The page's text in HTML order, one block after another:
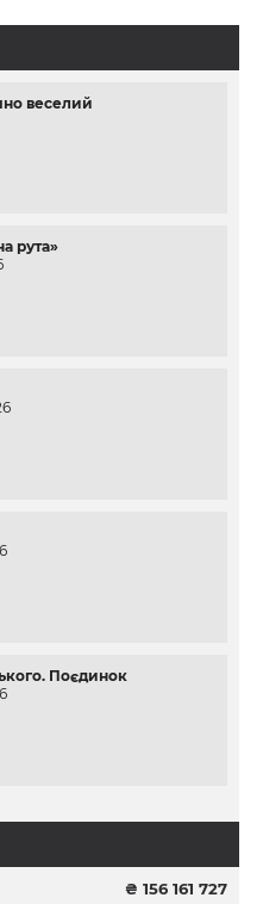
веселий
рута»
Поєдинок
₴ 156 161 727